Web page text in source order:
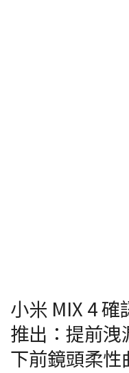
小米 MIX 4
推出：提前
下前鏡頭柔性